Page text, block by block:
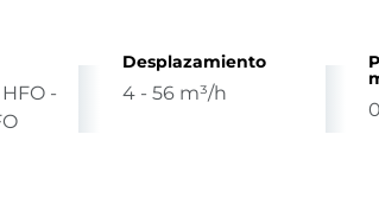
-
Desplazamiento
4 - 56 m³/h